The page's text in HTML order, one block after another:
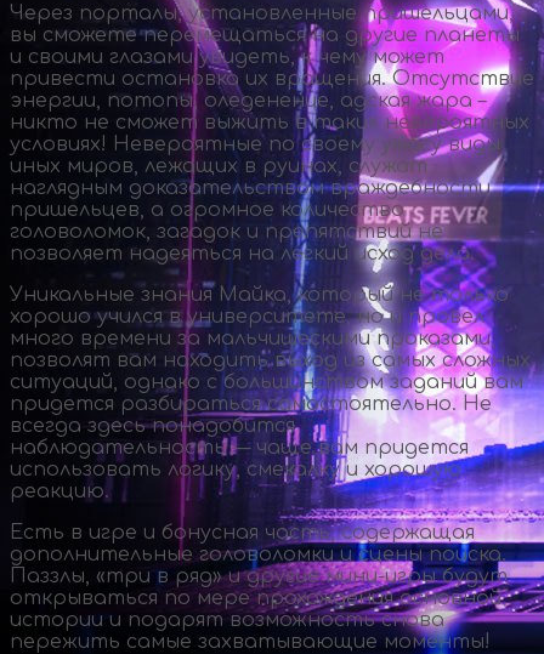
Через порталы, установленные пришельцами,
вы сможете перемещаться на другие планеты
и своими глазами увидеть, к чему может
привести остановка их вращения. Отсутствие
энергии, потопы, оледенение, адская жара –
никто не сможет выжить в таких невероятных
условиях! Невероятные по своему ужасу виды
иных миров, лежащих в руинах, служат
наглядным доказательством враждебности
пришельцев, а огромное количество
головоломок, загадок и препятствий не
позволяет надеяться на легкий исход дела.
Уникальные знания Майка, который не только
хорошо учился в университете, но и провел
много времени за мальчишескими проказами,
позволят вам находить выход из самых сложных
ситуаций, однако с большинством заданий вам
придется разбираться самостоятельно. Не
всегда здесь понадобится
наблюдательность — чаще вам придется
использовать логику, смекалку и хорошую
реакцию.
Есть в игре и бонусная часть, содержащая
дополнительные головоломки и сцены поиска.
Паззлы, «три в ряд» и другиемини-игрыбудут
открываться по мере прохождения основной
истории и подарят возможность снова
пережить самые захватывающие моменты!